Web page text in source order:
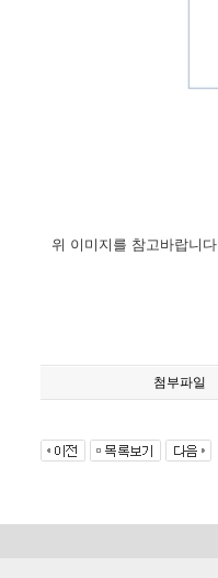
위 이미지를 참고바랍니다
첨부파일